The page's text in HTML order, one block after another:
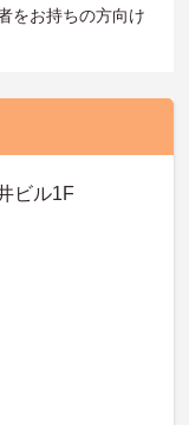
をお持ちの方向け
ビル1F